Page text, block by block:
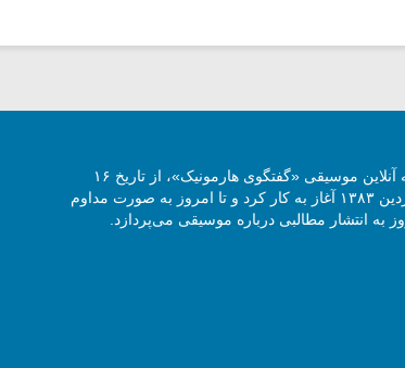
مجله آنلاین موسیقی «گفتگوی هارمونیک»، از تاریخ ۱۶
فروردین ۱۳۸۳ آغاز به کار کرد و تا امروز به صورت مداوم
به انتشار مطالبی درباره موسیقی می‌پردازد.